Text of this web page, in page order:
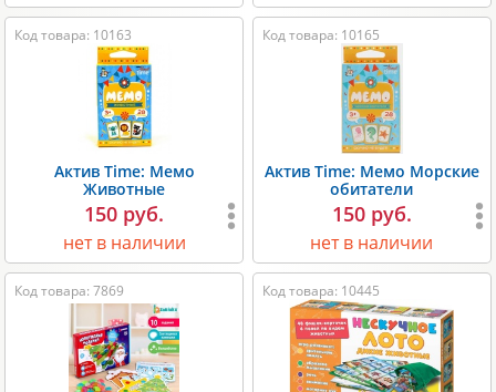
Код товара: 10163
Актив Time: Мемо
Животные
150 руб.
нет в наличии
Код товара: 10165
Актив Time: Мемо Морские
обитатели
150 руб.
нет в наличии
Код товара: 7869 Код товара: 10445